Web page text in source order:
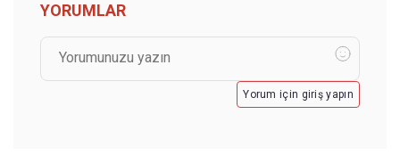
YORUMLAR
Yorum için giriş yapın